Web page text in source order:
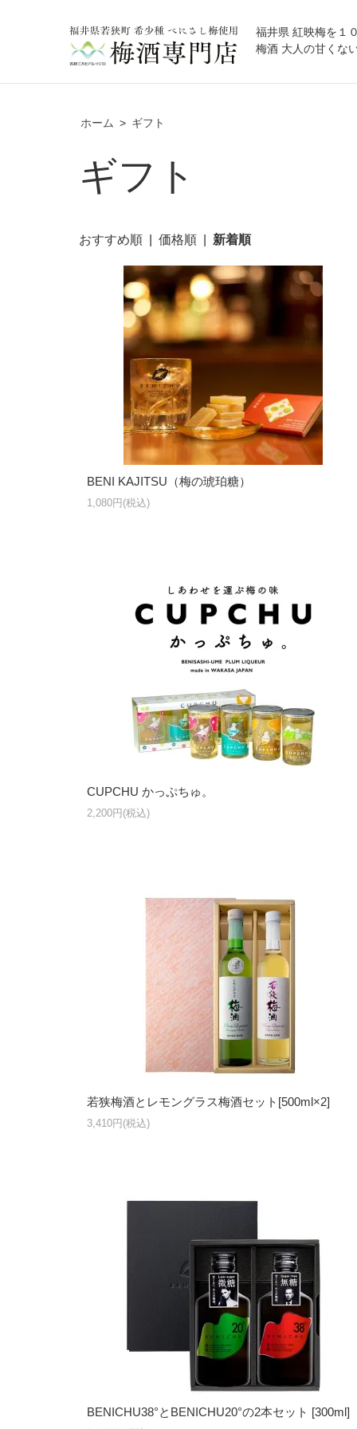
福井県 紅映梅を１
梅酒 大人の甘くな
ホーム > ギフト
ギフト
おすすめ順| 価格順| 新着順
BENI KAJITSU（梅の琥珀糖）
1,080円(税込)
CUPCHU かっぷちゅ。
2,200円(税込)
若狭梅酒とレモングラス梅酒セット[500ml×2]
3,410円(税込)
BENICHU38°とBENICHU20°の2本セット [300ml]